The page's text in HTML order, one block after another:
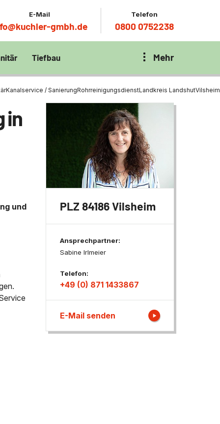
E-Mail
gmbh.de
Telefon
0800 0752238
Klärbecken
per
Tiefbau
Zentrum München
Tiefbau Mehr
Kanalservice / SanierungRohrreinigungsdienstLandkreis LandshutVilsheim
in
und PLZ 84186 Vilsheim
Ansprechpartner:
Sabine Irlmeier
Telefon:
+49 (0) 871 1433867
E-Mail senden